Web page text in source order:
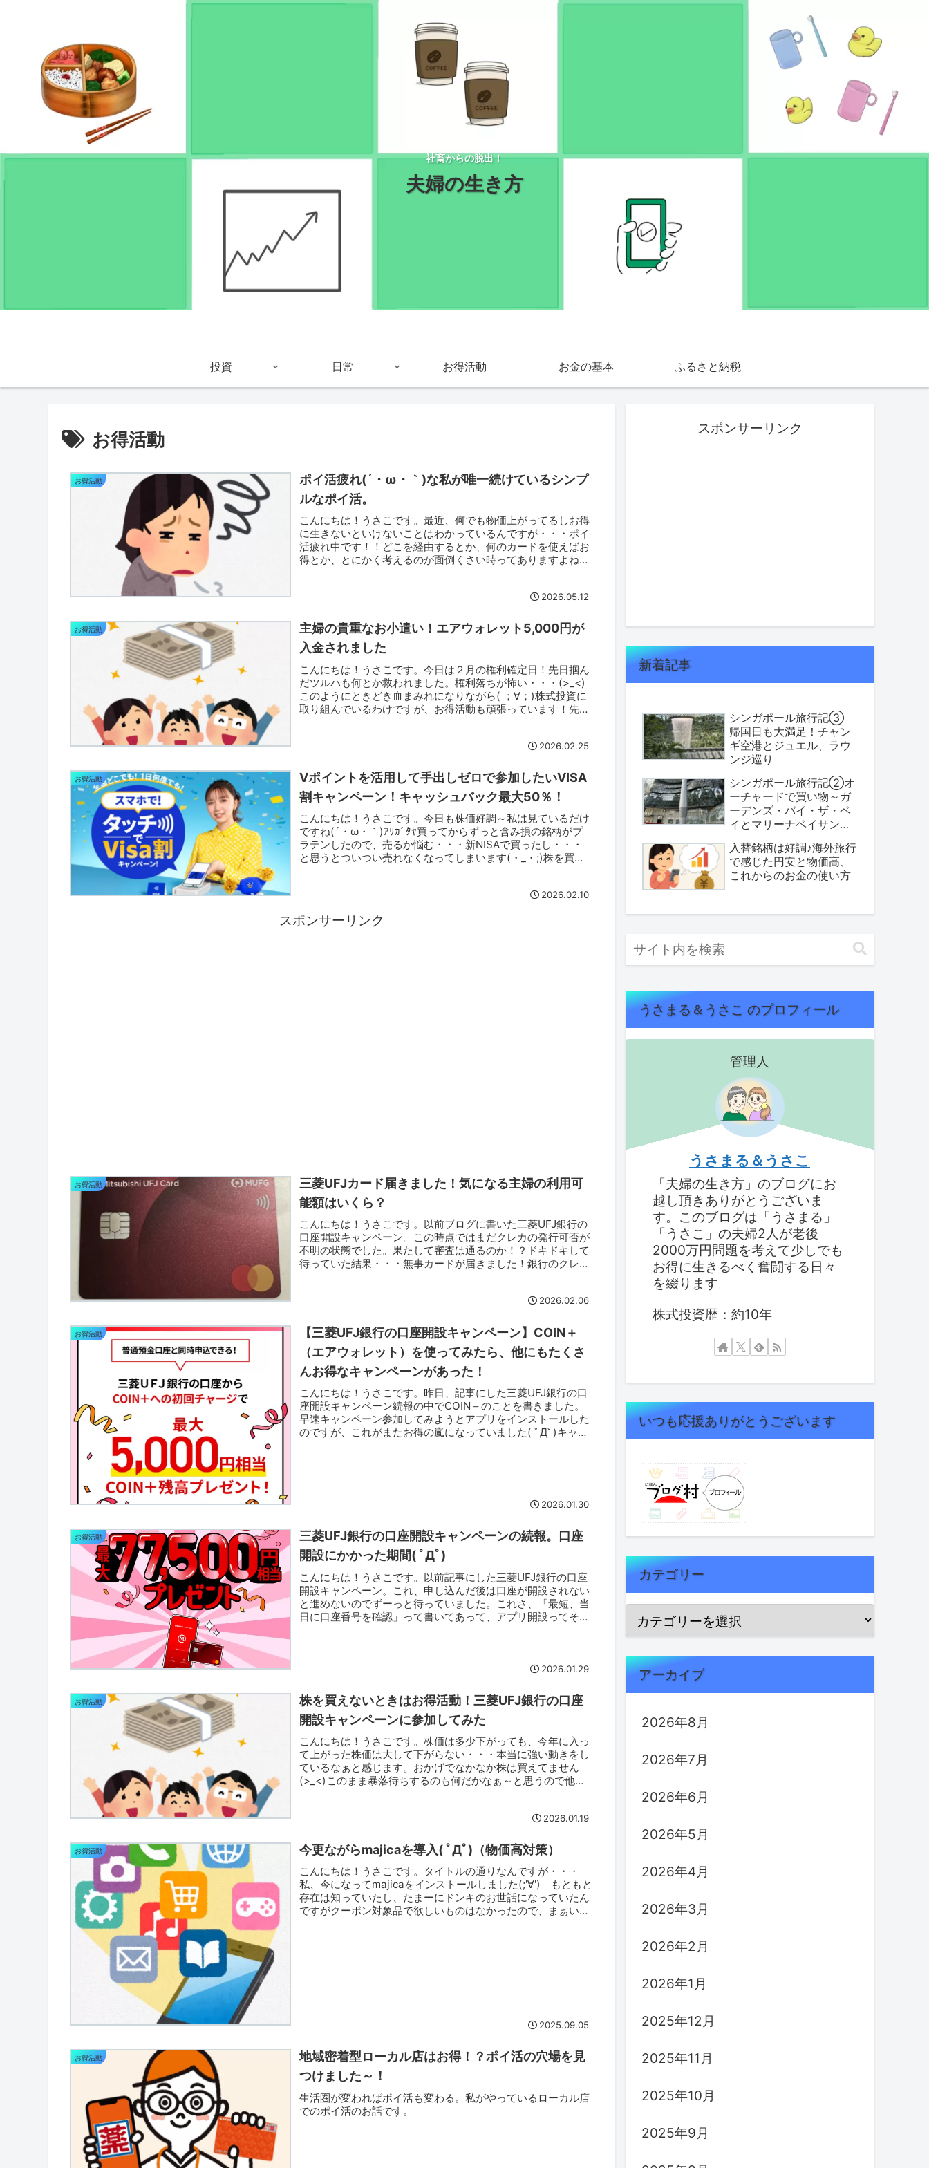
社畜からの脱出！
夫婦の生き方
投資 日常 お得活動 お金の基本 ふるさと納税
お得活動
お得活動
ポイ活疲れ(´・ω・｀)な私が唯一続けているシンプ
ルなポイ活。
こんにちは！うさこです。最近、何でも物価上がってるしお得
に生きないといけないことはわかっているんですが・・・ポイ
活疲れ中です！！どこを経由するとか、何のカードを使えばお
得とか、とにかく考えるのが面倒くさい時ってありますよね？
2026.05.12
お得活動
主婦の貴重なお小遣い！エアウォレット5,000円が
入金されました
こんにちは！うさこです。今日は２月の権利確定日！先日掴ん
だツルハも何とか救われました。権利落ちが怖い・・・(>_<)
このようにときどき血まみれになりながら( ；∀；)株式投資に
取り組んでいるわけですが、お得活動も頑張っています！先日
2026.02.25
お得活動
Vポイントを活用して手出しゼロで参加したいVISA
割キャンペーン！キャッシュバック最大50％！
こんにちは！うさこです。今日も株価好調～私は見ているだけ
ですね(´・ω・｀)ｱﾘｶﾞﾀﾔ買ってからずっと含み損の銘柄がプ
ラテンしたので、売るか悩む・・・新NISAで買ったし・・・
と思うとついつい売れなくなってしまいます(・_・;)株を買え
2026.02.10
スポンサーリンク
お得活動
三菱UFJカード届きました！気になる主婦の利用可
能額はいくら？
こんにちは！うさこです。以前ブログに書いた三菱UFJ銀行の
口座開設キャンペーン。この時点ではまだクレカの発行可否が
不明の状態でした。果たして審査は通るのか！？ドキドキして
待っていた結果・・・無事カードが届きました！銀行のクレカ
2026.02.06
お得活動
【三菱UFJ銀行の口座開設キャンペーン】COIN＋
（エアウォレット）を使ってみたら、他にもたくさ
んお得なキャンペーンがあった！
こんにちは！うさこです。昨日、記事にした三菱UFJ銀行の口
座開設キャンペーン続報の中でCOIN＋のことを書きました。
早速キャンペーン参加してみようとアプリをインストールした
のですが、これがまたお得の嵐になっていました( ﾟДﾟ)キャン
2026.01.30
お得活動
三菱UFJ銀行の口座開設キャンペーンの続報。口座
開設にかかった期間( ﾟДﾟ)
こんにちは！うさこです。以前記事にした三菱UFJ銀行の口座
開設キャンペーン。これ、申し込んだ後は口座が開設されない
と進めないのでずーっと待っていました。これさ、「最短、当
日に口座番号を確認」って書いてあって、アプリ開設ってそん
2026.01.29
お得活動
株を買えないときはお得活動！三菱UFJ銀行の口座
開設キャンペーンに参加してみた
こんにちは！うさこです。株価は多少下がっても、今年に入っ
て上がった株価は大して下がらない・・・本当に強い動きをし
ているなぁと感じます。おかげでなかなか株は買えてません
(>_<)このまま暴落待ちするのも何だかなぁ～と思うので他に
2026.01.19
お得活動 今更ながらmajicaを導入( ﾟДﾟ)（物価高対策）
こんにちは！うさこです。タイトルの通りなんですが・・・
私、今になってmajicaをインストールしました(;'∀') もともと
存在は知っていたし、たまーにドンキのお世話になっていたん
ですがクーポン対象品で欲しいものはなかったので、まぁいい
2025.09.05
お得活動
地域密着型ローカル店はお得！？ポイ活の穴場を見
つけました～！
生活圏が変わればポイ活も変わる。私がやっているローカル店
でのポイ活のお話です。
スポンサーリンク
新着記事
シンガポール旅行記③
帰国日も大満足！チャン
ギ空港とジュエル、ラウ
ンジ巡り
シンガポール旅行記②オ
ーチャードで買い物～ガ
ーデンズ・バイ・ザ・ベ
イとマリーナベイサンズ
入替銘柄は好調♪海外旅行
で感じた円安と物価高、
これからのお金の使い方
うさまる＆うさこ のプロフィール
管理人
うさまる＆うさこ
「夫婦の生き方」のブログにお
越し頂きありがとうございま
す。このブログは「うさまる」
「うさこ」の夫婦2人が老後
2000万円問題を考えて少しでも
お得に生きるべく奮闘する日々
を綴ります。
株式投資歴：約10年
いつも応援ありがとうございます
カテゴリー
アーカイブ
2026年8月
2026年7月
2026年6月
2026年5月
2026年4月
2026年3月
2026年2月
2026年1月
2025年12月
2025年11月
2025年10月
2025年9月